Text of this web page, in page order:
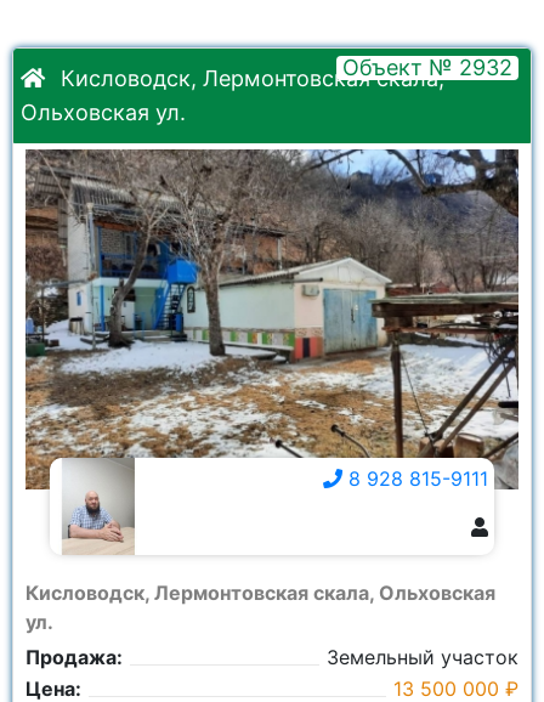
Кисловодск, Лермонтовская скала,
Ольховская ул.
Объект № 2932
Кисловодск, Лермонтовская скала, Ольховская
ул.
Продажа:
Земельный участок
Цена:
13 500 000 ₽
8 928 815-9111